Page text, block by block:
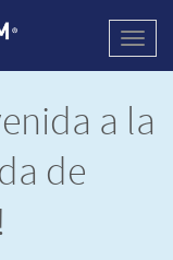
a la
de